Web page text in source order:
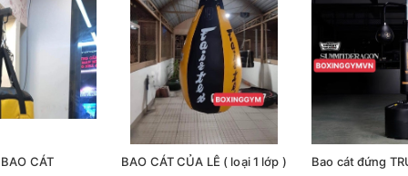
CÁT BAO CÁT CỦA LÊ ( loại 1 lớp )